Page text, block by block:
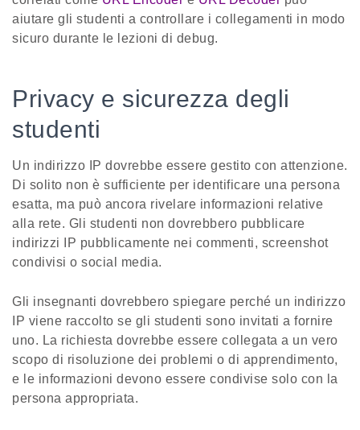
aiutare gli studenti a controllare i collegamenti in modo
sicuro durante le lezioni di debug.
Privacy e sicurezza degli
studenti
Un indirizzo IP dovrebbe essere gestito con attenzione.
Di solito non è sufficiente per identificare una persona
esatta, ma può ancora rivelare informazioni relative
alla rete. Gli studenti non dovrebbero pubblicare
indirizzi IP pubblicamente nei commenti, screenshot
condivisi o social media.
Gli insegnanti dovrebbero spiegare perché un indirizzo
IP viene raccolto se gli studenti sono invitati a fornire
uno. La richiesta dovrebbe essere collegata a un vero
scopo di risoluzione dei problemi o di apprendimento,
e le informazioni devono essere condivise solo con la
persona appropriata.